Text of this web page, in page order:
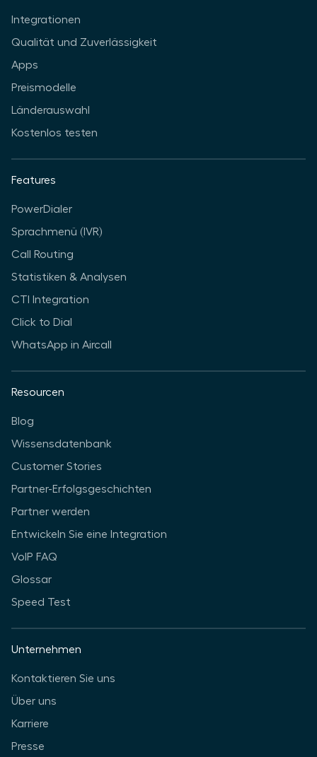
Integrationen
Qualität und Zuverlässigkeit
Apps
Preismodelle
Länderauswahl
Kostenlos testen
Features
PowerDialer
Sprachmenü (IVR)
Call Routing
Statistiken & Analysen
CTI Integration
Click to Dial
WhatsApp in Aircall
Resourcen
Blog
Wissensdatenbank
Customer Stories
Partner-Erfolgsgeschichten
Partner werden
Entwickeln Sie eine Integration
VoIP FAQ
Glossar
Speed Test
Unternehmen
Kontaktieren Sie uns
Über uns
Karriere
Presse